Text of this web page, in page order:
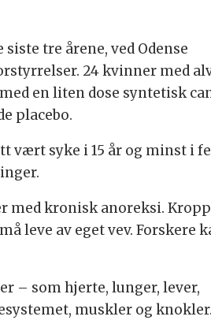
tre årene, ved Odense
24 kvinner med
en liten dose syntetisk
placebo.
vært syke i 15 år og minst i
med kronisk anoreksi.
leve av eget vev. Forskere
– som hjerte, lunger, lever,
muskler og knokler.